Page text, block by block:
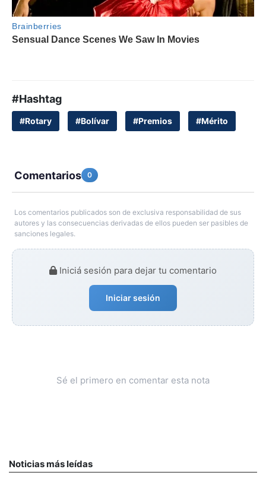
#Hashtag
#Rotary #Bolívar #Premios #Mérito
Comentarios 0
Los comentarios publicados son de exclusiva responsabilidad de sus
autores y las consecuencias derivadas de ellos pueden ser pasibles de
sanciones legales.
Iniciá sesión para dejar tu comentario
Iniciar sesión
Sé el primero en comentar esta nota
Noticias más leídas